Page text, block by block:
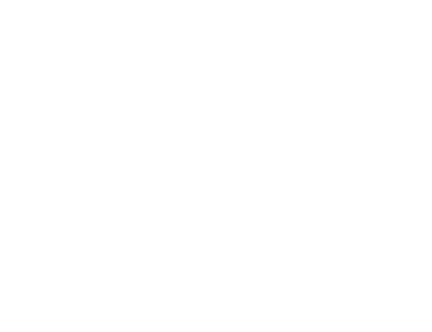
amigo
autor da receita
receita? Compartilhe